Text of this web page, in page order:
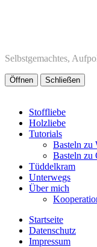
Selbstgemachtes,
Öffnen Schließen
Stoffliebe
Holzliebe
Tutorials
Basteln zu
Basteln zu
Tüddelkram
Unterwegs
Über mich
Startseite
Datenschutz
Impressum